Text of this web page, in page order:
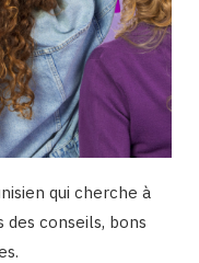
qui cherche à
conseils, bons